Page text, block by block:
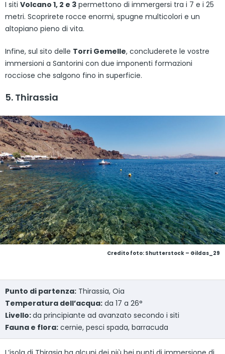
I siti Volcano 1, 2 e 3 permettono di immergersi tra i 7 e i 25
metri. Scoprirete rocce enormi, spugne multicolori e un
altopiano pieno di vita.
Infine, sul sito delle Torri Gemelle, concluderete le vostre
immersioni a Santorini con due imponenti formazioni
rocciose che salgono fino in superficie.
5. Thirassia
Credito foto: Shutterstock – Gildas_29
Punto di partenza: Thirassia, Oia
Temperatura dell’acqua: da 17 a 26°
Livello:da principiante ad avanzato secondo i siti
Fauna e flora: cernie, pesci spada, barracuda